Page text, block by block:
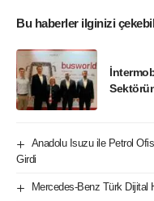
Bu haberler ilginizi
Anadolu Isuzu ile Petrol
Girdi
Mercedes-Benz Türk Dijital